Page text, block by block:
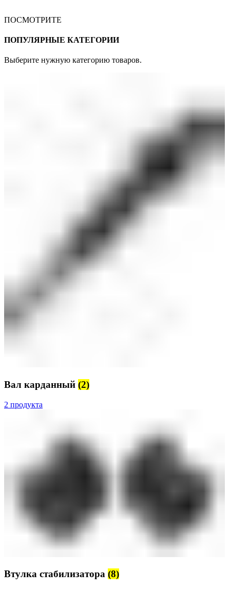
ПОСМОТРИТЕ
ПОПУЛЯРНЫЕ КАТЕГОРИИ
Выберите нужную категорию товаров.
Вал карданный (2)
2 продукта
Втулка стабилизатора (8)